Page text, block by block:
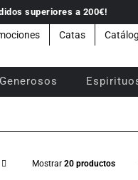
superiores a 200€!
Catas
Generosos
Mostrar20 productos